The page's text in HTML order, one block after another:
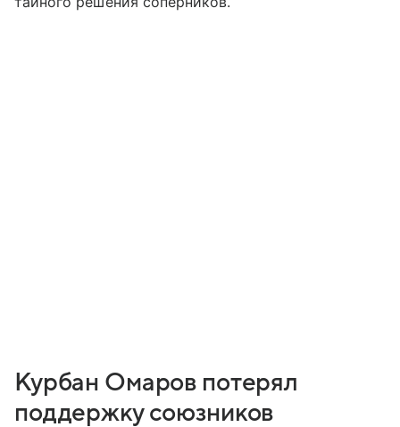
Курбан Омаров потерял
поддержку союзников